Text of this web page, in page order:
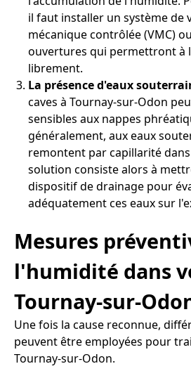
il faut installer un système de
mécanique contrôlée (VMC)
ouvertures qui permettront à
librement.
La présence d'eaux
caves à Tournay-sur-Odon
sensibles aux nappes
généralement, aux eaux
remontent par capillarité
solution consiste alors à
dispositif de drainage pour
adéquatement ces eaux sur
Mesures
l'humidité dans
Tournay-sur-
Une fois la cause reconnue,
peuvent être employées pour
Tournay-sur-Odon.